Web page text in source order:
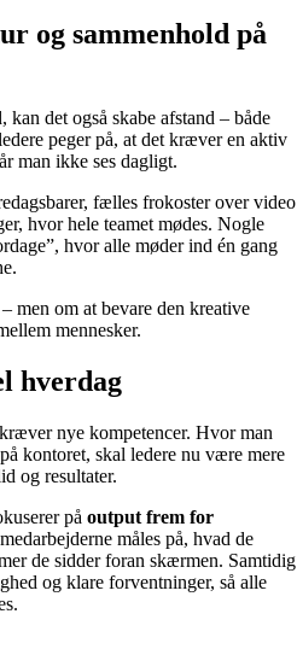
og sammenhold på
det også skabe afstand – både
peger på, at det kræver en aktiv
man ikke ses dagligt.
fælles frokoster over video
hvor hele teamet mødes. Nogle
hvor alle møder ind én gang
men om at bevare den kreative
mennesker.
hverdag
nye kompetencer. Hvor man
kontoret, skal ledere nu være mere
og resultater.
på output frem for
måles på, hvad de
de sidder foran skærmen. Samtidig
og klare forventninger, så alle